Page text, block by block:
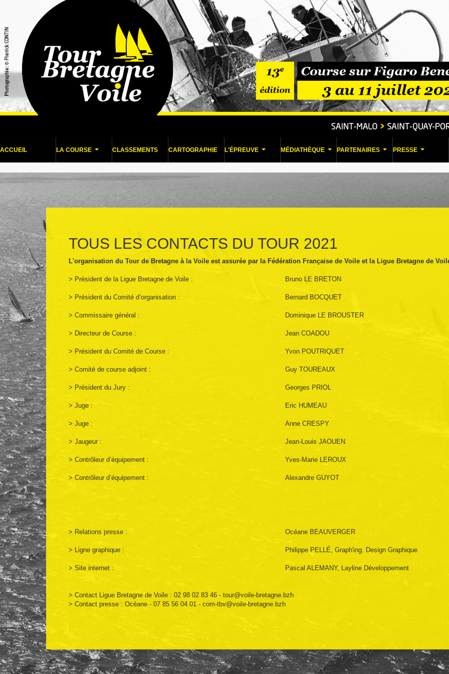
ACCUEIL LA COURSE CLASSEMENTS CARTOGRAPHIE L'ÉPREUVE MÉDIATHÈQUE PARTENAIRES PRESSE
TOUS LES CONTACTS DU TOUR 2021
L'organisation du Tour de Bretagne à la Voile est assurée par la Fédération Française de Voile et la Ligue Bretagne de
> Président de la Ligue Bretagne de Voile : Bruno LE BRETON
> Président du Comité d’organisation : Bernard BOCQUET
> Commissaire général : Dominique LE BROUSTER
> Directeur de Course : Jean COADOU
> Président du Comité de Course : Yvon POUTRIQUET
> Comité de course adjoint : Guy TOUREAUX
> Président du Jury : Georges PRIOL
> Juge : Eric HUMEAU
> Juge : Anne CRESPY
> Jaugeur : Jean-Louis JAOUEN
> Contrôleur d’équipement : Yves-Marie LEROUX
> Contrôleur d’équipement : Alexandre GUYOT
> Relations presse : Océane BEAUVERGER
> Ligne graphique : Philippe PELLÉ, Graph'ing. Design Graphique
> Site internet : Pascal ALEMANY, Layline Développement
> Contact Ligue Bretagne de Voile : 02 98 02 83 46 - tour@voile-bretagne.bzh
> Contact presse : Océane - 07 85 56 04 01 - com-tbv@voile-bretagne.bzh